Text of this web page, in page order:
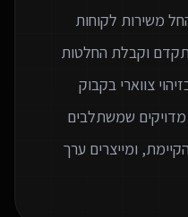
משירות לקוחות
וקבלת החלטות
צווארי בקבוק
בארגון ובהתאמת פתרונות AI מדויקים שמשתלבים
ומייצרים ערך